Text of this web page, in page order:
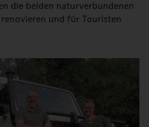
die beiden naturverbundenen
und für Touristen